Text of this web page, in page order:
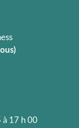
à 17 h 00